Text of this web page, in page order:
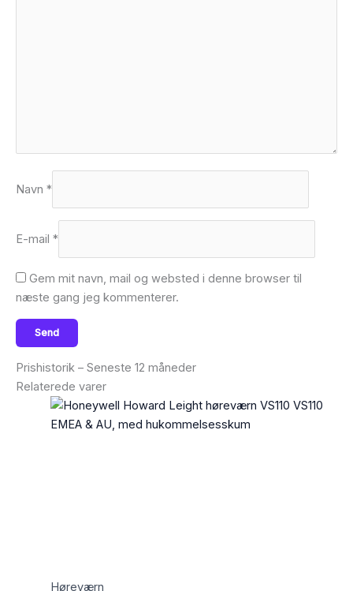
Navn *
E-mail *
Gem mit navn, mail og websted i denne browser til
næste gang jeg kommenterer.
Prishistorik – Seneste 12 måneder
Relaterede varer
Høreværn